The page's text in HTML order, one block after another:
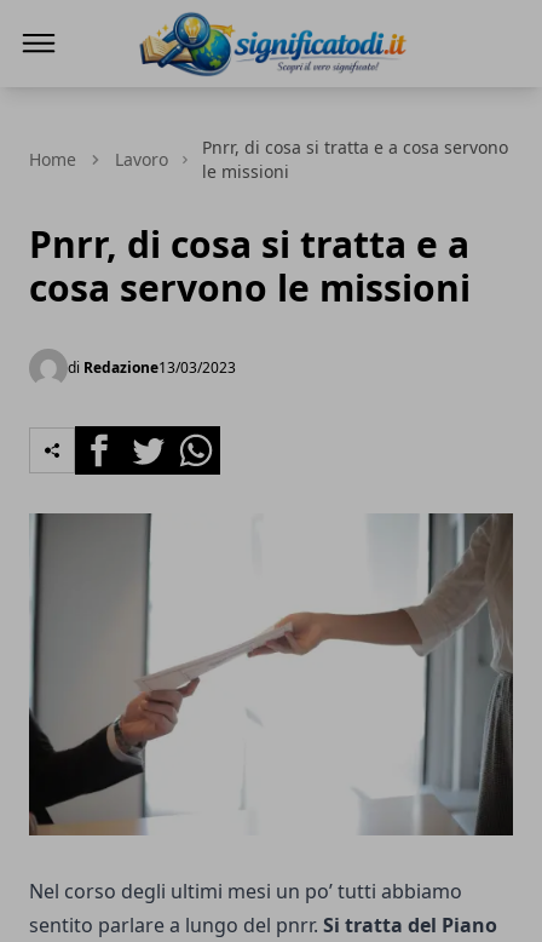
Home Lavoro
Pnrr, di cosa si tratta e a cosa servono
le missioni
Pnrr, di cosa si tratta e a
cosa servono le missioni
di Redazione13/03/2023
FacebookTwitterWhatsapp
Nel corso degli ultimi mesi un po’ tutti abbiamo
sentito parlare a lungo del pnrr. Si tratta del Piano